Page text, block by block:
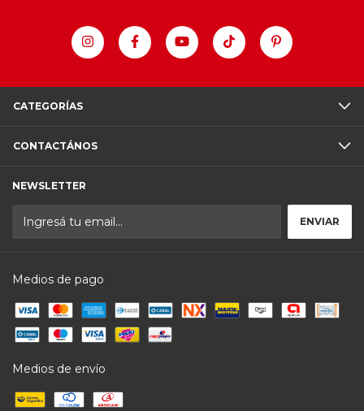
CATEGORÍAS
CONTACTÁNOS
NEWSLETTER
Medios de pago
Medios de envío